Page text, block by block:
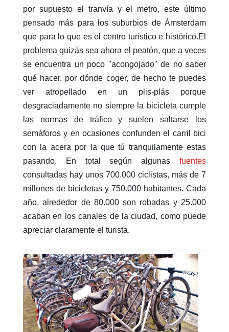
por supuesto el tranvía y el metro, este último
pensado más para los suburbios de Ámsterdam
que para lo que es el centro turístico e histórico.El
problema quizás sea ahora el peatón, que a veces
se encuentra un poco "acongojado" de no saber
qué hacer, por dónde coger, de hecho te puedes
ver atropellado en un plis-plás porque
desgraciadamente no siempre la bicicleta cumple
las normas de tráfico y suelen saltarse los
semáforos y en ocasiones confunden el carril bici
con la acera por la que tú tranquilamente estas
pasando. En total según algunas fuentes
consultadas hay unos 700.000 ciclistas, más de 7
millones de bicicletas y 750.000 habitantes. Cada
año, alrededor de 80.000 son robadas y 25.000
acaban en los canales de la ciudad, como puede
apreciar claramente el turista.